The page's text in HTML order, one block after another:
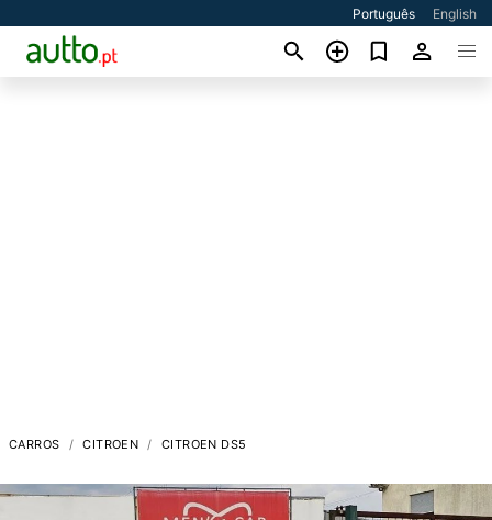
Português English
CARROS CITROEN CITROEN DS5